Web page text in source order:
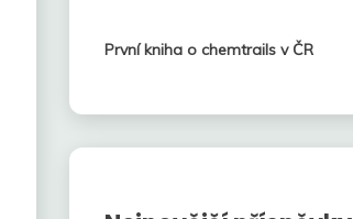
První kniha o chemtrails v ČR